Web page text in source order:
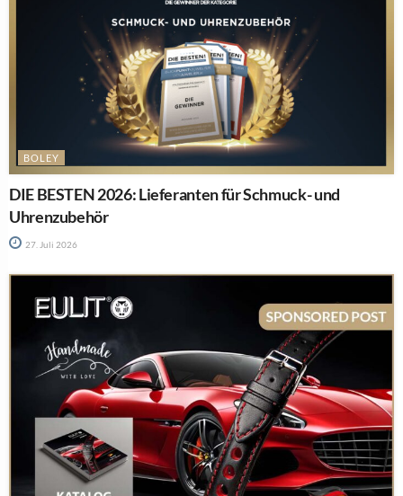
BOLEY
DIE BESTEN 2026: Lieferanten für Schmuck- und
Uhrenzubehör
27. Juli 2026